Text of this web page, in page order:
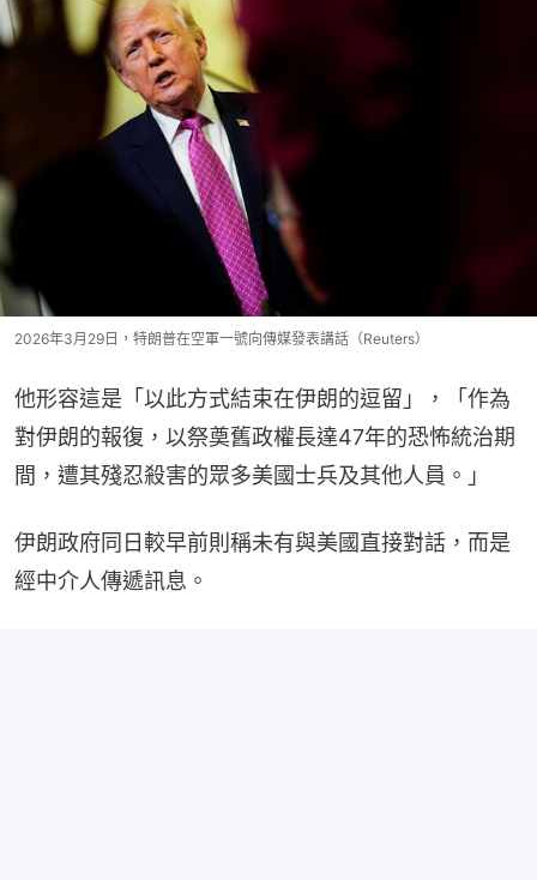
2026年3月29日，特朗普在空軍一號向傳媒發表講話（Reuters）
他形容這是「以此方式結束在伊朗的逗留」，「作為
對伊朗的報復，以祭奠舊政權長達47年的恐怖統治期
間，遭其殘忍殺害的眾多美國士兵及其他人員。」
伊朗政府同日較早前則稱未有與美國直接對話，而是
經中介人傳遞訊息。